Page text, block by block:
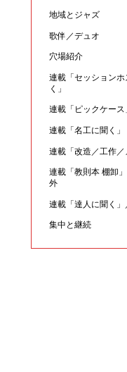
地域とジャズ
歌伴／デュオ
穴場紹介
連載「セッションホ
く」
連載「ピックケース
連載「名工に聞く」
連載「改造／工作／
連載「教則本 棚卸
外
連載「達人に聞く」
集中と継続